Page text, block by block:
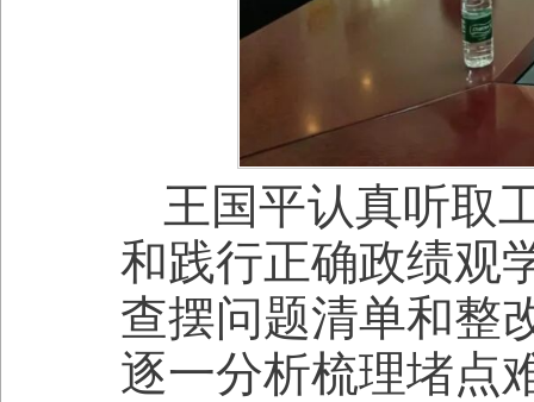
王国平认真听取
和践行正确政绩观
查摆问题清单和整
逐一分析梳理堵点